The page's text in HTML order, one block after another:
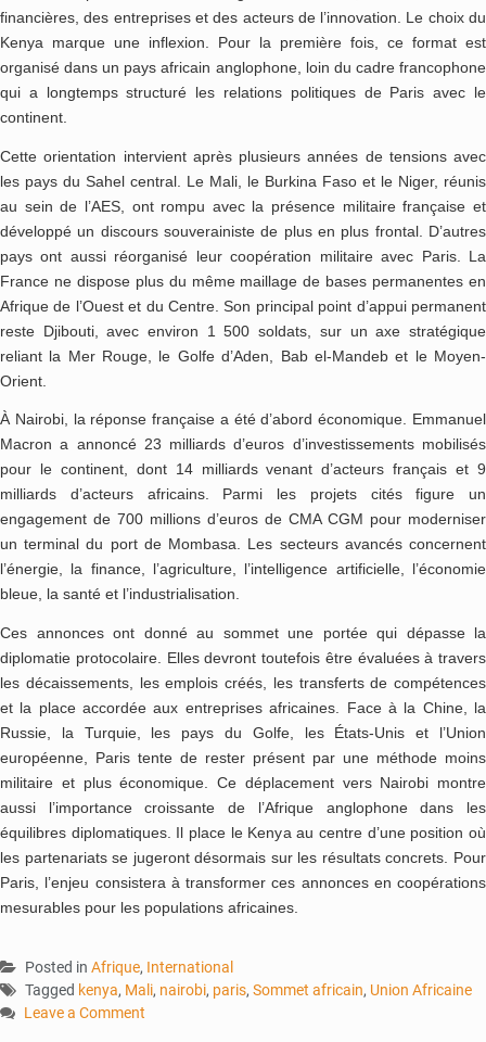
financières, des entreprises et des acteurs de l’innovation. Le choix du
Kenya marque une inflexion. Pour la première fois, ce format est
organisé dans un pays africain anglophone, loin du cadre francophone
qui a longtemps structuré les relations politiques de Paris avec le
continent.
Cette orientation intervient après plusieurs années de tensions avec
les pays du Sahel central. Le Mali, le Burkina Faso et le Niger, réunis
au sein de l’AES, ont rompu avec la présence militaire française et
développé un discours souverainiste de plus en plus frontal. D’autres
pays ont aussi réorganisé leur coopération militaire avec Paris. La
France ne dispose plus du même maillage de bases permanentes en
Afrique de l’Ouest et du Centre. Son principal point d’appui permanent
reste Djibouti, avec environ 1 500 soldats, sur un axe stratégique
reliant la Mer Rouge, le Golfe d’Aden, Bab el-Mandeb et le Moyen-
Orient.
À Nairobi, la réponse française a été d’abord économique. Emmanuel
Macron a annoncé 23 milliards d’euros d’investissements mobilisés
pour le continent, dont 14 milliards venant d’acteurs français et 9
milliards d’acteurs africains. Parmi les projets cités figure un
engagement de 700 millions d’euros de CMA CGM pour moderniser
un terminal du port de Mombasa. Les secteurs avancés concernent
l’énergie, la finance, l’agriculture, l’intelligence artificielle, l’économie
bleue, la santé et l’industrialisation.
Ces annonces ont donné au sommet une portée qui dépasse la
diplomatie protocolaire. Elles devront toutefois être évaluées à travers
les décaissements, les emplois créés, les transferts de compétences
et la place accordée aux entreprises africaines. Face à la Chine, la
Russie, la Turquie, les pays du Golfe, les États-Unis et l’Union
européenne, Paris tente de rester présent par une méthode moins
militaire et plus économique. Ce déplacement vers Nairobi montre
aussi l’importance croissante de l’Afrique anglophone dans les
équilibres diplomatiques. Il place le Kenya au centre d’une position où
les partenariats se jugeront désormais sur les résultats concrets. Pour
Paris, l’enjeu consistera à transformer ces annonces en coopérations
mesurables pour les populations africaines.
Posted in Afrique, International
Tagged kenya, Mali, nairobi, paris, Sommet africain, Union Africaine
Leave a Comment